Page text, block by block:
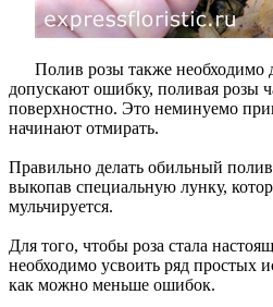
Полив розы также необходимо
допускают ошибку, поливая розы
поверхностно. Это неминуемо
начинают отмирать.
Правильно делать обильный
выкопав специальную лунку,
мульчируется.
Для того, чтобы роза стала
необходимо усвоить ряд простых
как можно меньше ошибок.